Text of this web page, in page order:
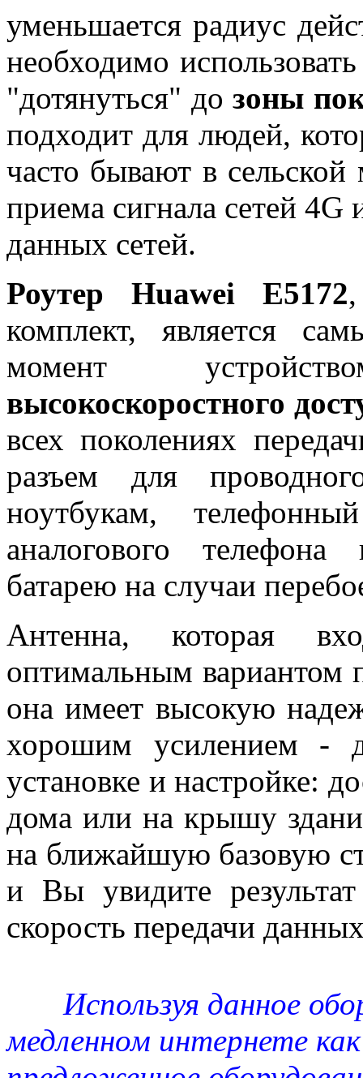
уменьшается радиус
необходимо
"дотянуться" до зоны
подходит для людей,
часто бывают в сельской
приема сигнала сетей 4G
данных сетей.
Роутер Huawei E5172
комплект, является
момент
высокоскоростного
всех поколениях
разъем для
ноутбукам,
аналогового
батарею на случаи
Антенна, которая
оптимальным вариантом
она имеет высокую
хорошим усилением -
установке и настройке:
дома или на крышу
на ближайшую базовую
и Вы увидите
скорость передачи
Используя данное
медленном интернете